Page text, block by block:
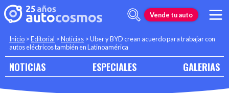
Vende tu auto
Inicio >Editorial >Noticias >Uber y BYD crean acuerdo para trabajar con
autos eléctricos también en Latinoamérica
NOTICIAS ESPECIALES GALERIAS